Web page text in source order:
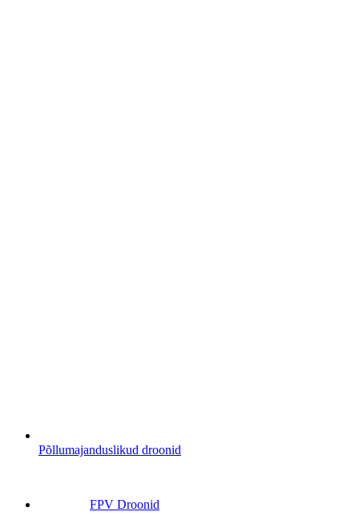
Põllumajanduslikud droonid
FPV Droonid